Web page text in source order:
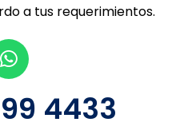
a tus requerimientos.
4433